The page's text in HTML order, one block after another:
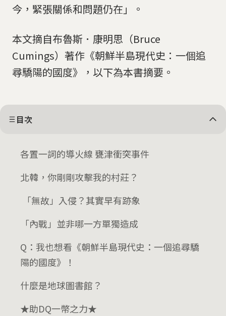
今，緊張關係和問題仍在」。
本文摘自布魯斯．康明思（Bruce
Cumings）著作《朝鮮半島現代史：一個追
尋驕陽的國度》，以下為本書摘要。
目次
各置一詞的導火線 甕津衝突事件
北韓，你剛剛攻擊我的村莊？
「無故」入侵？其實早有跡象
「內戰」並非哪一方單獨造成
Q：我也想看《朝鮮半島現代史：一個追尋驕
陽的國度》！
什麼是地球圖書館？
★助DQ一幣之力★